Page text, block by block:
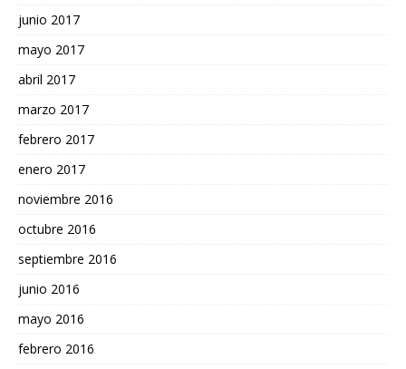
junio 2017
mayo 2017
abril 2017
marzo 2017
febrero 2017
enero 2017
noviembre 2016
octubre 2016
septiembre 2016
junio 2016
mayo 2016
febrero 2016